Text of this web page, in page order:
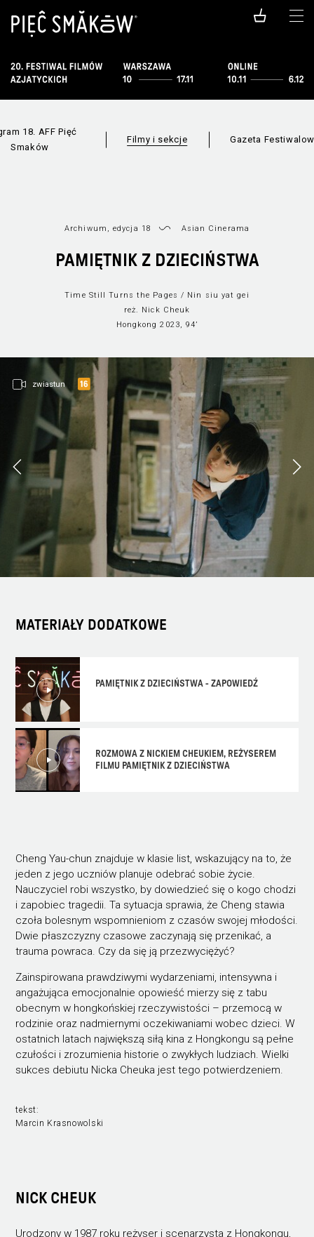
18. AFF Pięć
Smaków
Filmy i sekcje Gazeta
Archiwum, edycja 18 Asian Cinerama
PAMIĘTNIK Z DZIECIŃSTWA
Time Still Turns the Pages / Nin siu yat gei
reż. Nick Cheuk
Hongkong 2023, 94’
zwiastun
MATERIAŁY DODATKOWE
PAMIĘTNIK Z DZIECIŃSTWA - ZAPOWIEDŹ
ROZMOWA Z NICKIEM CHEUKIEM, REŻYSEREM
FILMU PAMIĘTNIK Z DZIECIŃSTWA
Cheng Yau-chun znajduje w klasie list, wskazujący na to, że
jeden z jego uczniów planuje odebrać sobie życie.
Nauczyciel robi wszystko, by dowiedzieć się o kogo chodzi
i zapobiec tragedii. Ta sytuacja sprawia, że Cheng stawia
czoła bolesnym wspomnieniom z czasów swojej młodości.
Dwie płaszczyzny czasowe zaczynają się przenikać, a
trauma powraca. Czy da się ją przezwyciężyć?
Zainspirowana prawdziwymi wydarzeniami, intensywna i
angażująca emocjonalnie opowieść mierzy się z tabu
obecnym w hongkońskiej rzeczywistości – przemocą w
rodzinie oraz nadmiernymi oczekiwaniami wobec dzieci. W
ostatnich latach największą siłą kina z Hongkongu są pełne
czułości i zrozumienia historie o zwykłych ludziach. Wielki
sukces debiutu Nicka Cheuka jest tego potwierdzeniem.
tekst:
Marcin Krasnowolski
NICK CHEUK
Urodzony w 1987 roku reżyser i scenarzysta z Hongkongu,